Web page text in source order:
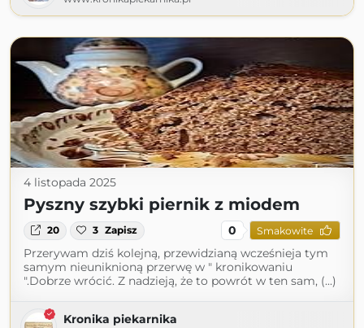
4 listopada 2025
Pyszny szybki piernik z miodem
20 3 Zapisz 0 Smakowite
Przerywam dziś kolejną, przewidzianą wcześnieja tym
samym nieuniknioną przerwę w " kronikowaniu
".Dobrze wrócić. Z nadzieją, że to powrót w ten sam, (...)
Kronika piekarnika